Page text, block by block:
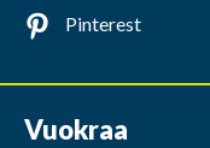
Pinterest
Vuokraa